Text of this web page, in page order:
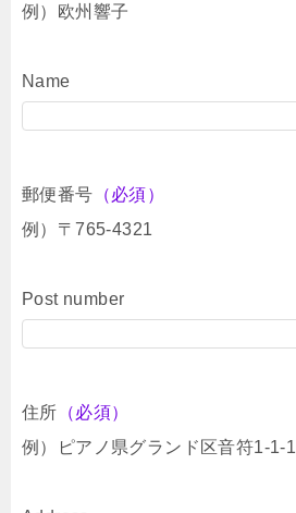
例）欧州響子
Name
郵便番号 （必須）
例）〒765-4321
Post number
住所 （必須）
例）ピアノ県グランド区音符1-1-1